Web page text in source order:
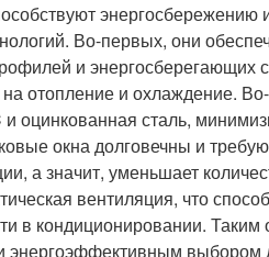
энергосбережению
Во-первых, они
и энергосберегающих
отопление и охлаждение.
оцинкованная сталь,
окна долговечны и
а значит, уменьшает
вентиляция, что
в кондиционировании. Таким
энергоэффективным